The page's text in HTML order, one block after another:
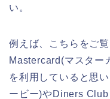
い。
例えば、こちらをご
Mastercard(マスター
を利用していると思
ービー)やDiners Club